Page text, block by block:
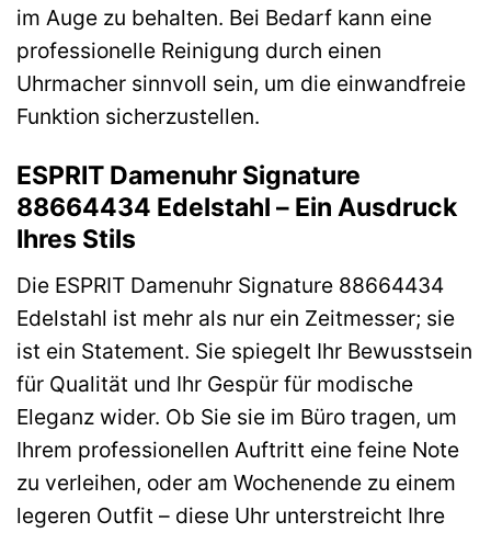
im Auge zu behalten. Bei Bedarf kann eine
professionelle Reinigung durch einen
Uhrmacher sinnvoll sein, um die einwandfreie
Funktion sicherzustellen.
ESPRIT Damenuhr Signature
88664434 Edelstahl – Ein Ausdruck
Ihres Stils
Die ESPRIT Damenuhr Signature 88664434
Edelstahl ist mehr als nur ein Zeitmesser; sie
ist ein Statement. Sie spiegelt Ihr Bewusstsein
für Qualität und Ihr Gespür für modische
Eleganz wider. Ob Sie sie im Büro tragen, um
Ihrem professionellen Auftritt eine feine Note
zu verleihen, oder am Wochenende zu einem
legeren Outfit – diese Uhr unterstreicht Ihre